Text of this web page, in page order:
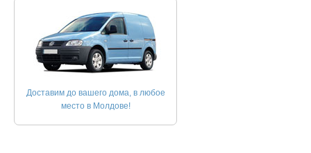
Доставим до вашего дома, в любое
место в Молдове!